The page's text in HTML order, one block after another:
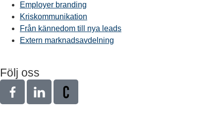
Employer branding
Kriskommunikation
Från kännedom till nya leads
Extern marknadsavdelning
Följ oss